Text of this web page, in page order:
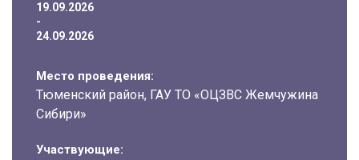
19.09.2026
-
24.09.2026
Место проведения:
Тюменский район, ГАУ ТО «ОЦЗВС Жемчужина
Сибири»
Участвующие: